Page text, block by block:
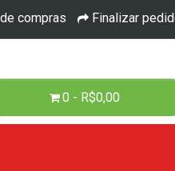
compras Finalizar
0 - R$0,00